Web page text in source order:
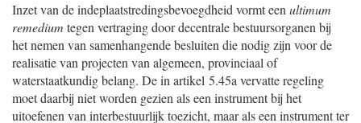
Inzet van de indeplaatstredingsbevoegdheid vormt een ultimum
remedium tegen vertraging door decentrale bestuursorganen bij
het nemen van samenhangende besluiten die nodig zijn voor de
realisatie van projecten van algemeen, provinciaal of
waterstaatkundig belang. De in artikel 5.45a vervatte regeling
moet daarbij niet worden gezien als een instrument bij het
uitoefenen van interbestuurlijk toezicht, maar als een instrument ter